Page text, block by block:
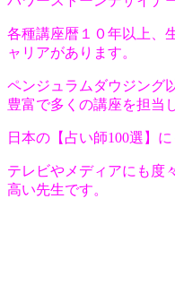
各種講座暦１０年以上、
ャリアがあります。
ペンジュラムダウジング
豊富で多くの講座を担当
日本の【占い師100選】に
テレビやメディアにも度
高い先生です。